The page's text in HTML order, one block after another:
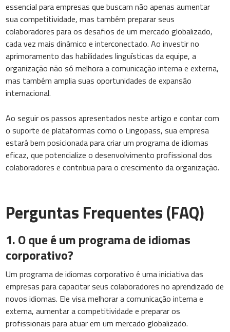
essencial para empresas que buscam não apenas aumentar
sua competitividade, mas também preparar seus
colaboradores para os desafios de um mercado globalizado,
cada vez mais dinâmico e interconectado. Ao investir no
aprimoramento das habilidades linguísticas da equipe, a
organização não só melhora a comunicação interna e externa,
mas também amplia suas oportunidades de expansão
internacional.
Ao seguir os passos apresentados neste artigo e contar com
o suporte de plataformas como o Lingopass, sua empresa
estará bem posicionada para criar um programa de idiomas
eficaz, que potencialize o desenvolvimento profissional dos
colaboradores e contribua para o crescimento da organização.
Perguntas Frequentes (FAQ)
1. O que é um programa de idiomas
corporativo?
Um programa de idiomas corporativo é uma iniciativa das
empresas para capacitar seus colaboradores no aprendizado de
novos idiomas. Ele visa melhorar a comunicação interna e
externa, aumentar a competitividade e preparar os
profissionais para atuar em um mercado globalizado.